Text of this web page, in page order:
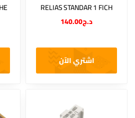
RELIAS STANDAR 1 FICH
د.ج140.00
اشتري الآن